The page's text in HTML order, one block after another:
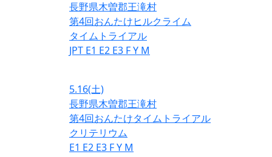
長野県木曽郡王滝村
第4回おんたけヒルクライム
タイムトライアル
JPT E1 E2 E3 FY M
5.16(土)
長野県木曽郡王滝村
第4回おんたけタイムトライアル
クリテリウム
E1 E2 E3 FY M